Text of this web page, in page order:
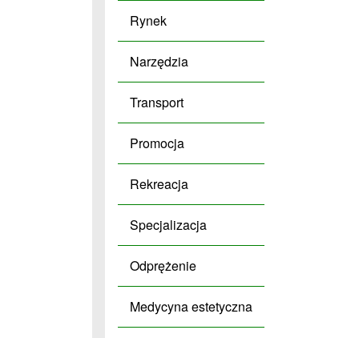
Rynek
Narzędzia
Transport
Promocja
Rekreacja
Specjalizacja
Odprężenie
Medycyna estetyczna